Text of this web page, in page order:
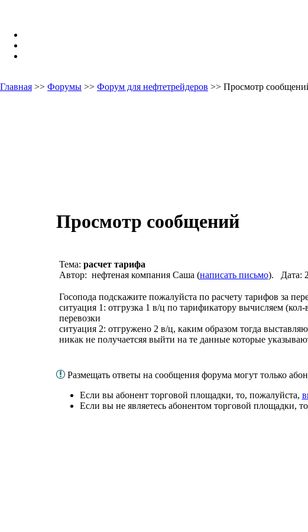
Главная >> Форумы >> Форум для нефтетрейдеров >> Просмотр
Просмотр сообщений
Тема: расчет тарифа
Автор: нефтеная компания Саша (написать письмо). Дата:
Госопода подскажите пожалуйста по расчету тарифов за
ситуация 1: отгрузка 1 в/ц по тарификатору вычисляем
перевозки
ситуация 2: отгружено 2 в/ц, каким образом тогда
никак не получаетсяя выйти на те данные которые
Размещать ответы на сообщения форума могут только
Если вы абонент торговой площадки, то, пожалуйста,
Если вы не являетесь абонентом торговой площадки, то